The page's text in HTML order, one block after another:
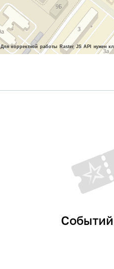
Для корректной работы Raster JS API нужен